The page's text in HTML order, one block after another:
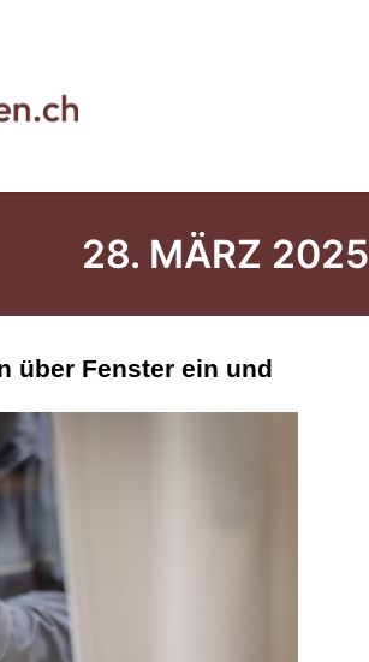
28. MÄRZ 2025
über Fenster ein und